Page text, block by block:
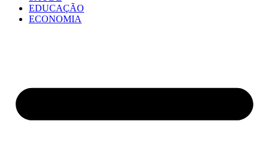
EDUCAÇÃO
ECONOMIA